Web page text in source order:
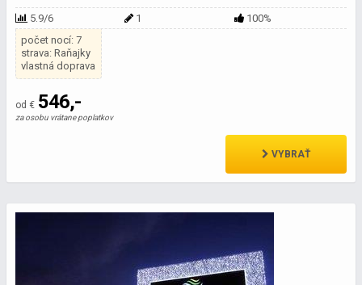
5.9/6 1
100%
počet nocí: 7
strava: Raňajky
vlastná doprava
od € 546,-
za osobu vrátane poplatkov
VYBRAŤ